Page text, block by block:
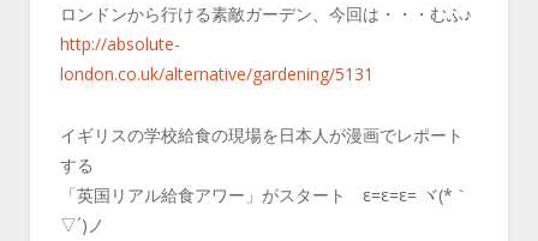
ロンドンから行ける素敵ガーデン、今回は・・・むふ♪
http://absolute-
london.co.uk/alternative/gardening/5131
イギリスの学校給食の現場を日本人が漫画でレポート
する
「英国リアル給食アワー」がスタート ε=ε=ε= ヾ(*｀
▽´)ノ